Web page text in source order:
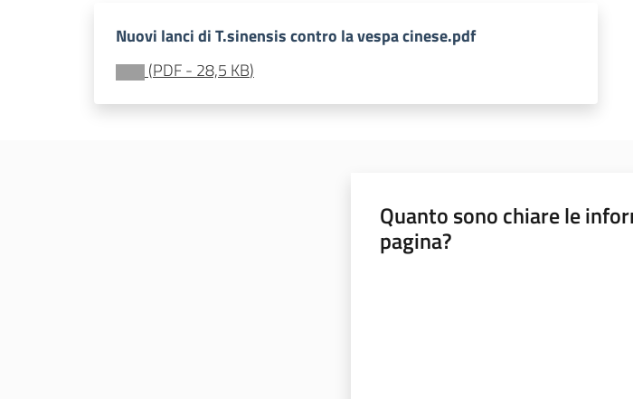
Nuovi lanci di T.sinensis contro la vespa cinese.pdf
(PDF- 28,5 KB)
Quanto sono chiare le
pagina?